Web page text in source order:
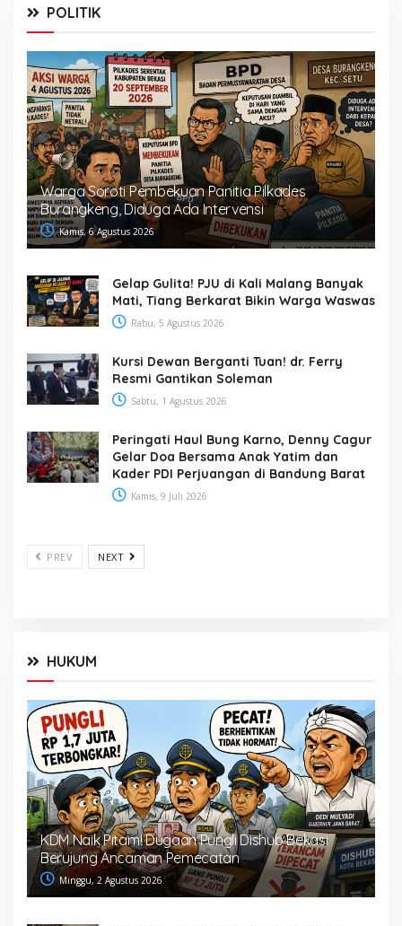
POLITIK
Warga Soroti Pembekuan Panitia Pilkades
Burangkeng, Diduga Ada Intervensi
Kamis, 6 Agustus 2026
Gelap Gulita! PJU di Kali Malang Banyak
Mati, Tiang Berkarat Bikin Warga Waswas
Rabu, 5 Agustus 2026
Kursi Dewan Berganti Tuan! dr. Ferry
Resmi Gantikan Soleman
Sabtu, 1 Agustus 2026
Peringati Haul Bung Karno, Denny Cagur
Gelar Doa Bersama Anak Yatim dan
Kader PDI Perjuangan di Bandung Barat
Kamis, 9 Juli 2026
PREV NEXT
HUKUM
KDM Naik Pitam! Dugaan Pungli Dishub Bekasi
Berujung Ancaman Pemecatan
Minggu, 2 Agustus 2026